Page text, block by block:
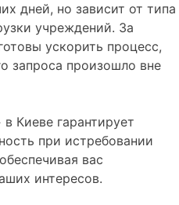
дней, но зависит от типа
учреждений. За
ускорить процесс,
запроса произошло вне
Киеве гарантирует
при истребовании
вас
интересов.